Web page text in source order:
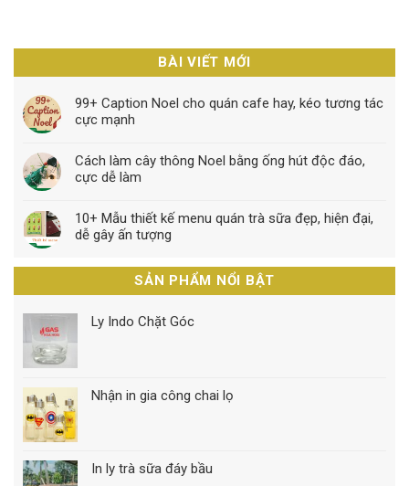
BÀI VIẾT MỚI
99+ Caption Noel cho quán cafe hay, kéo tương tác
cực mạnh
Cách làm cây thông Noel bằng ống hút độc đáo,
cực dễ làm
10+ Mẫu thiết kế menu quán trà sữa đẹp, hiện đại,
dễ gây ấn tượng
SẢN PHẨM NỔI BẬT
Ly Indo Chặt Góc
Nhận in gia công chai lọ
In ly trà sữa đáy bầu